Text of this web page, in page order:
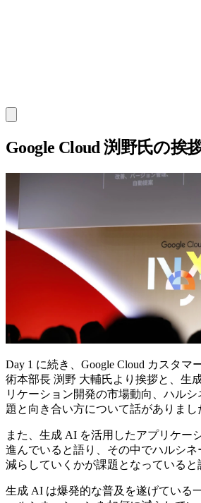
Google Cloud 渕野氏の挨
Day 1 に続き、Google Cloud カスタマ
術本部長 渕野 大輔氏より挨拶と、生
リケーション開発の市場動向、ハル
題と向き合い方について話がありまし
また、生成 AI を活用したアプリケー
進んでいると語り、その中でハルシ
減らしていくかが課題となっていると
生成 AI は爆発的な普及を遂げている